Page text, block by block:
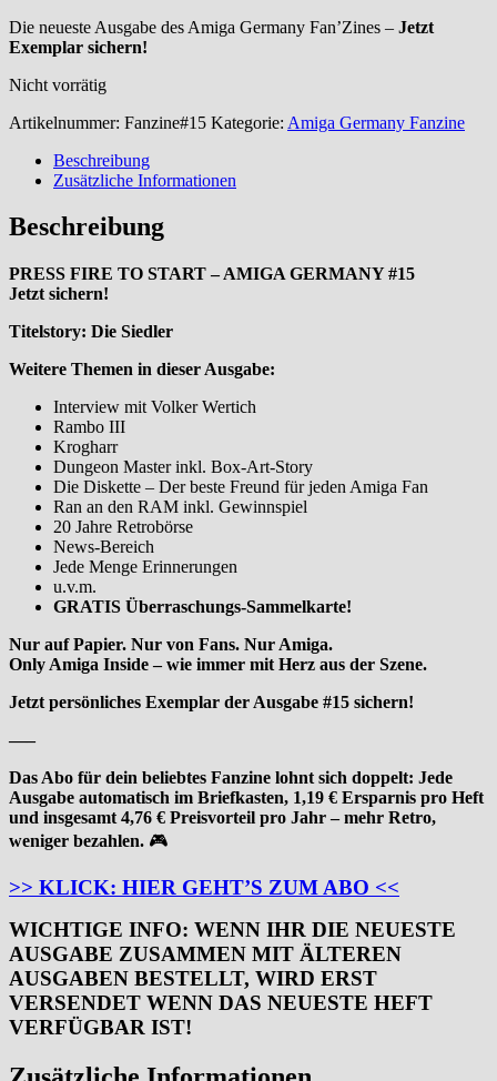
Die neueste Ausgabe des Amiga Germany Fan’Zines – Jetzt
Exemplar sichern!
Nicht vorrätig
Artikelnummer: Fanzine#15 Kategorie: Amiga Germany Fanzine
Beschreibung
Zusätzliche Informationen
Beschreibung
PRESS FIRE TO START – AMIGA GERMANY #15
Jetzt sichern!
Titelstory: Die Siedler
Weitere Themen in dieser Ausgabe:
Interview mit Volker Wertich
Rambo III
Krogharr
Dungeon Master inkl. Box-Art-Story
Die Diskette – Der beste Freund für jeden Amiga Fan
Ran an den RAM inkl. Gewinnspiel
20 Jahre Retrobörse
News-Bereich
Jede Menge Erinnerungen
u.v.m.
GRATIS Überraschungs-Sammelkarte!
Nur auf Papier. Nur von Fans. Nur Amiga.
Only Amiga Inside – wie immer mit Herz aus der Szene.
Jetzt persönliches Exemplar der Ausgabe #15 sichern!
—–
Das Abo für dein beliebtes Fanzine lohnt sich doppelt: Jede
Ausgabe automatisch im Briefkasten, 1,19 € Ersparnis pro Heft
und insgesamt 4,76 € Preisvorteil pro Jahr – mehr Retro,
weniger bezahlen. 🎮
>> KLICK: HIER GEHT’S ZUM ABO <<
WICHTIGE INFO: WENN IHR DIE NEUESTE
AUSGABE ZUSAMMEN MIT ÄLTEREN
AUSGABEN BESTELLT, WIRD ERST
VERSENDET WENN DAS NEUESTE HEFT
VERFÜGBAR IST!